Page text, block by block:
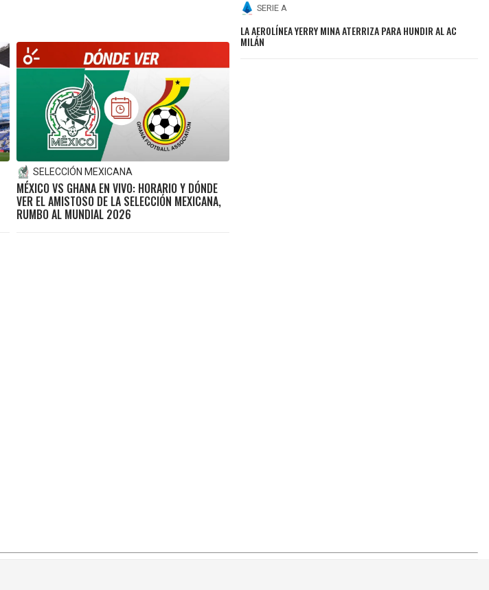
SELECCIÓN MEXICANA
MÉXICO VS GHANA EN VIVO: HORARIO Y DÓNDE
VER EL AMISTOSO DE LA SELECCIÓN MEXICANA,
RUMBO AL MUNDIAL 2026
SERIE A
LA AEROLÍNEA YERRY MINA ATERRIZA PARA HUNDIR AL AC
MILÁN